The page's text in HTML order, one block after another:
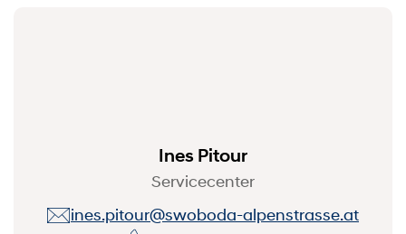
Ines Pitour
Servicecenter
ines.pitour@swoboda-alpenstrasse.at